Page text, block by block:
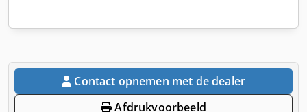
Contact opnemen met de dealer
Afdrukvoorbeeld